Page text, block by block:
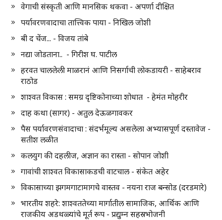
वेगाची संस्कृती आणि मानसिक थकवा - अपर्णा दीक्षित
पर्यावरणवादाचा तात्त्विक पाया - निखिल जोशी
बी द चेंज... - विजय तांबे
नद्या जोडताना.. - गिरीश घ. पाटील
हरवत चाललेली माळरानं आणि निसर्गाची लोकडायरी - साहेबराव
राठोड
शाश्वत विकास : समग्र दृष्टिकोनाच्या शोधात - हेमंत मोहरीर
दाह कथा (सागर) - अतुल देऊळगावकर
पैस पर्यावरणसंवादाचा : संदर्भमूल्य असलेला अभ्यासपूर्ण दस्तावेज -
सतीश लळीत
कलयुग की दहलीज, अज्ञान का रास्ता - सोपान जोशी
गावांची शाश्वत विकासाकडची वाटचाल - संकेत अहेर
विकासाच्या झगमगाटामागचे वास्तव - नयना राज बन्सोड (दरडमारे)
भारतीय शहरे: शाश्वततेच्या मार्गातील सामाजिक, आर्थिक आणि
राजकीय अडथळ्यांचे मूर्त रूप - प्रद्युम्न सहस्रभोजनी